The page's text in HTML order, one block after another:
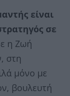
είναι
σε
η Ζωή
στη
μόνο με
βουλευτή